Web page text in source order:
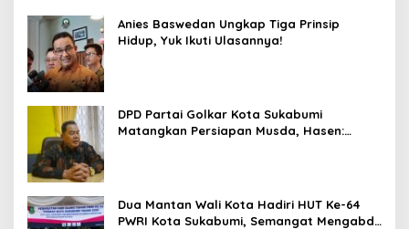
Anies Baswedan Ungkap Tiga Prinsip
Hidup, Yuk Ikuti Ulasannya!
DPD Partai Golkar Kota Sukabumi
Matangkan Persiapan Musda, Hasen:
Dua Mantan Wali Kota Hadiri HUT Ke-64
PWRI Kota Sukabumi, Semangat Mengabdi